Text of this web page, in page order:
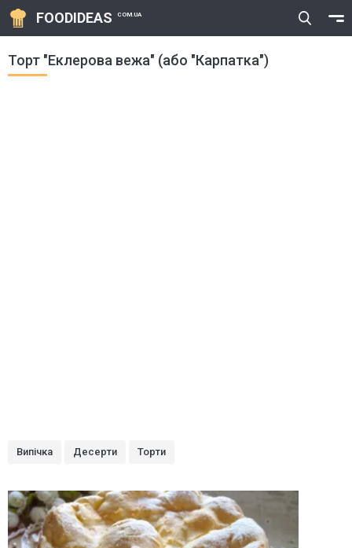
FOODIDEAS COM.UA
Торт "Еклерова вежа" (або "Карпатка")
Випічка Десерти Торти